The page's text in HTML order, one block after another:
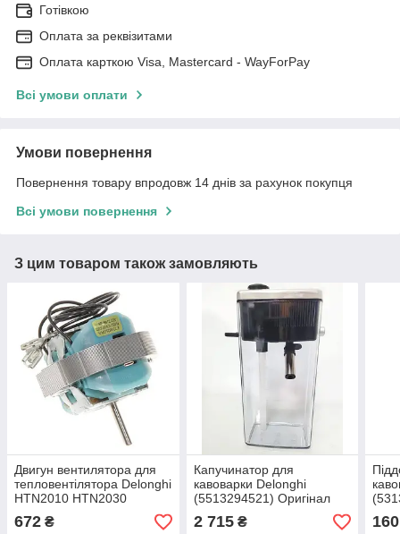
Готівкою
Оплата за реквізитами
Оплата карткою Visa, Mastercard - WayForPay
Всі умови оплати
Умови повернення
Повернення товару впродовж 14 днів за рахунок покупця
Всі умови повернення
З цим товаром також замовляють
Двигун вентилятора для
тепловентілятора Delonghi
HTN2010 HTN2030
(5114007900)
672 ₴
Капучинатор для
кавоварки Delonghi
(5513294521) Оригінал
2 715₴ 160